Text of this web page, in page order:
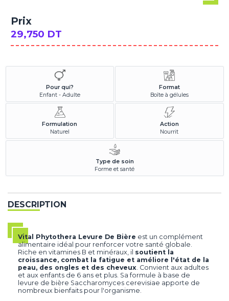
Prix
29,750 DT
Pour qui?
Enfant - Adulte
Format
Boîte à gélules
Formulation
Naturel
Action
Nourrit
Type de soin
Forme et santé
DESCRIPTION
Vital Phytothera Levure De Bière est un complément
alimentaire idéal pour renforcer votre santé globale.
Riche en vitamines B et minéraux, il soutient la
croissance, combat la fatigue et améliore l'état de la
peau, des ongles et des cheveux. Convient aux adultes
et aux enfants de 6 ans et plus. Sa formule à base de
levure de bière Saccharomyces cerevisiae apporte de
nombreux bienfaits pour l'organisme.